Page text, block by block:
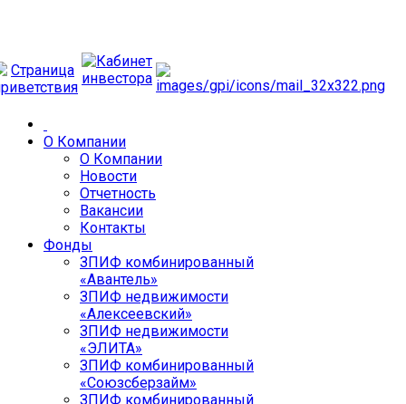
О Компании
О Компании
Новости
Отчетность
Вакансии
Контакты
Фонды
ЗПИФ комбинированный
«Авантель»
ЗПИФ недвижимости
«Алексеевский»
ЗПИФ недвижимости
«ЭЛИТА»
ЗПИФ комбинированный
«Союзсберзайм»
ЗПИФ комбинированный